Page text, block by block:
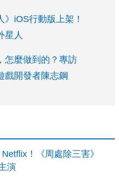
》iOS行動版上架！
星人
怎麼做到的？專訪
戲開發者陳志鋼
！《周處除三害》
演